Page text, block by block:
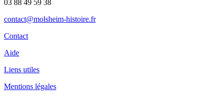
03 88 49 59 38
contact@molsheim-histoire.fr
Contact
Aide
Liens utiles
Mentions légales